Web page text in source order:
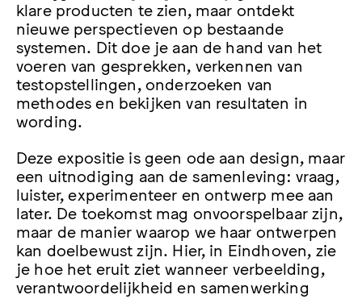
klare producten te zien, maar ontdekt
nieuwe perspectieven op bestaande
systemen. Dit doe je aan de hand van het
voeren van gesprekken, verkennen van
testopstellingen, onderzoeken van
methodes en bekijken van resultaten in
wording.
Deze expositie is geen ode aan design, maar
een uitnodiging aan de samenleving: vraag,
luister, experimenteer en ontwerp mee aan
later. De toekomst mag onvoorspelbaar zijn,
maar de manier waarop we haar ontwerpen
kan doelbewust zijn. Hier, in Eindhoven, zie
je hoe het eruit ziet wanneer verbeelding,
verantwoordelijkheid en samenwerking